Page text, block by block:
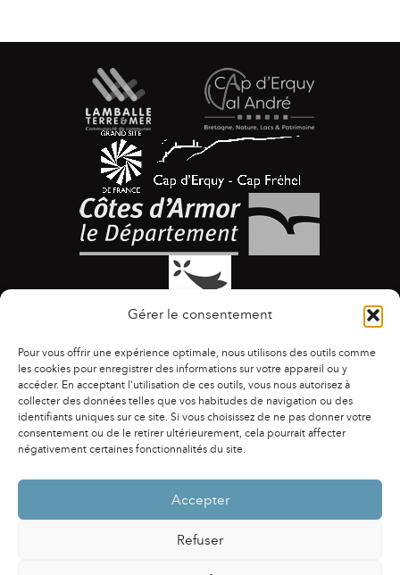
Gérer le consentement
Pour vous offrir une expérience optimale, nous utilisons des outils comme
les cookies pour enregistrer des informations sur votre appareil ou y
accéder. En acceptant l'utilisation de ces outils, vous nous autorisez à
collecter des données telles que vos habitudes de navigation ou des
identifiants uniques sur ce site. Si vous choisissez de ne pas donner votre
consentement ou de le retirer ultérieurement, cela pourrait affecter
négativement certaines fonctionnalités du site.
Accepter
Refuser
ACCESSIBILITÉ | AGENDA | ASSOCIATIONS
|
CONTACTS
PUBLICATIONS ESPACE PRESSE